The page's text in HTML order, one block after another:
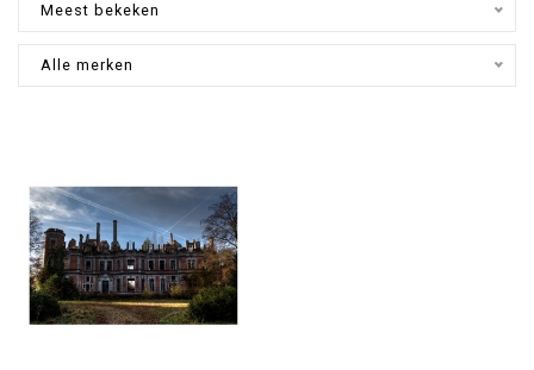
Meest bekeken
Alle merken